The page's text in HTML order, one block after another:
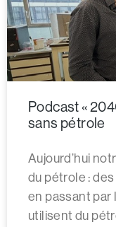
Podcast «
sans pétrole
Aujourd’hui
du pétrole :
en passant par
utilisent du